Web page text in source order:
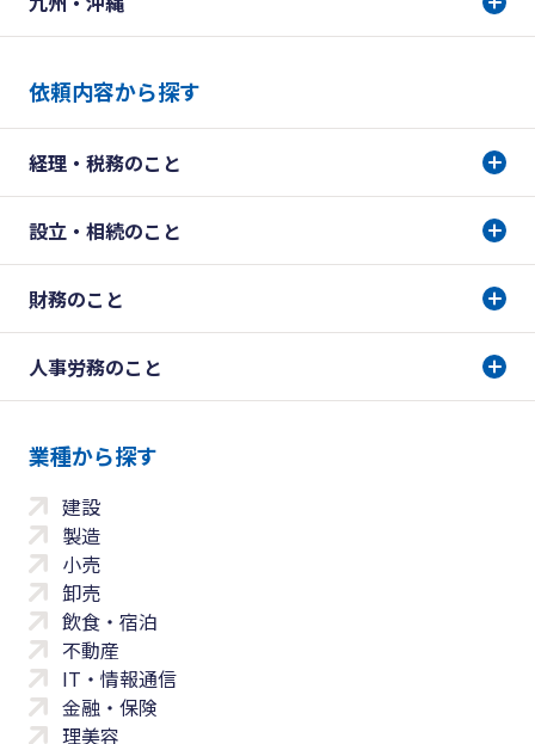
依頼内容から探す
経理・税務のこと
設立・相続のこと
財務のこと
人事労務のこと
業種から探す
建設
製造
小売
卸売
飲食・宿泊
不動産
IT・情報通信
金融・保険
理美容